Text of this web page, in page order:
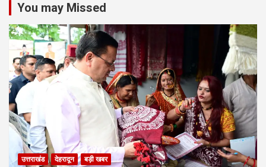
You may Missed
उत्तराखंड देहरादून बड़ी खबर